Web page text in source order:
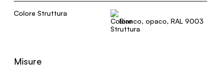
Colore Struttura
Bianco, opaco, RAL 9003
Misure